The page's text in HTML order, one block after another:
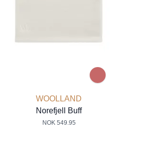
WOOLLAND
Norefjell Buff
NOK 549.95